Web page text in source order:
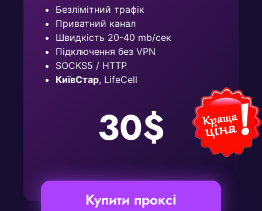
Безлімітний трафік
Приватний канал
Швидкість 20-40 mb/сек
Підключення без VPN
SOCKS5 / HTTP
КиївСтар, LifeCell
30$
Купити проксі